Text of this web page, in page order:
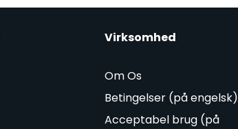
Virksomhed
Om Os
Betingelser (på engelsk)
Acceptabel brug (på